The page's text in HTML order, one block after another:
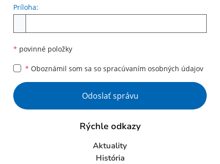
Príloha:
* povinné položky
* Oboznámil som sa so spracúvaním osobných údajov
Google reCaptcha Response
Odoslať správu
Rýchle odkazy
Aktuality
História